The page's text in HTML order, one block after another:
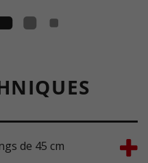
de 45 cm